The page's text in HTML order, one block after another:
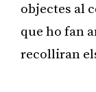
objectes al
que ho fan
recolliran